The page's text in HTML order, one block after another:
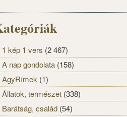
1 kép 1 vers (2 467)
A nap gondolata (158)
AgyRímek (1)
Állatok, természet (338)
Barátság, család (54)